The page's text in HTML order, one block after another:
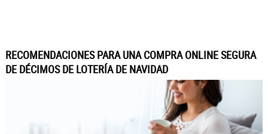
RECOMENDACIONES PARA UNA COMPRA ONLINE SEGURA
DE DÉCIMOS DE LOTERÍA DE NAVIDAD